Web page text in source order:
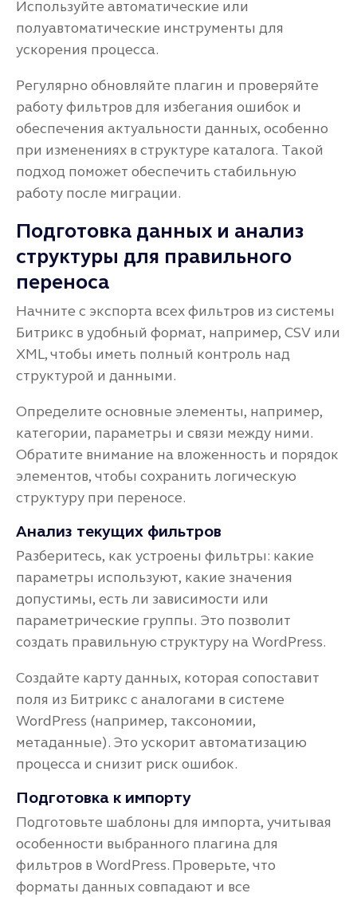
Используйте автоматические или
полуавтоматические инструменты для
ускорения процесса.
Регулярно обновляйте плагин и проверяйте
работу фильтров для избегания ошибок и
обеспечения актуальности данных, особенно
при изменениях в структуре каталога. Такой
подход поможет обеспечить стабильную
работу после миграции.
Подготовка данных и анализ
структуры для правильного
переноса
Начните с экспорта всех фильтров из системы
Битрикс в удобный формат, например, CSV или
XML, чтобы иметь полный контроль над
структурой и данными.
Определите основные элементы, например,
категории, параметры и связи между ними.
Обратите внимание на вложенность и порядок
элементов, чтобы сохранить логическую
структуру при переносе.
Анализ текущих фильтров
Разберитесь, как устроены фильтры: какие
параметры используют, какие значения
допустимы, есть ли зависимости или
параметрические группы. Это позволит
создать правильную структуру на WordPress.
Создайте карту данных, которая сопоставит
поля из Битрикс с аналогами в системе
WordPress (например, таксономии,
метаданные). Это ускорит автоматизацию
процесса и снизит риск ошибок.
Подготовка к импорту
Подготовьте шаблоны для импорта, учитывая
особенности выбранного плагина для
фильтров в WordPress. Проверьте, что
форматы данных совпадают и все